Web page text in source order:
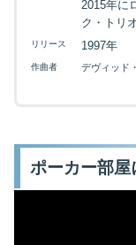
2015年に
ク・トリ
リリース 1997年
作曲者 デヴィッド
ポーカー部屋